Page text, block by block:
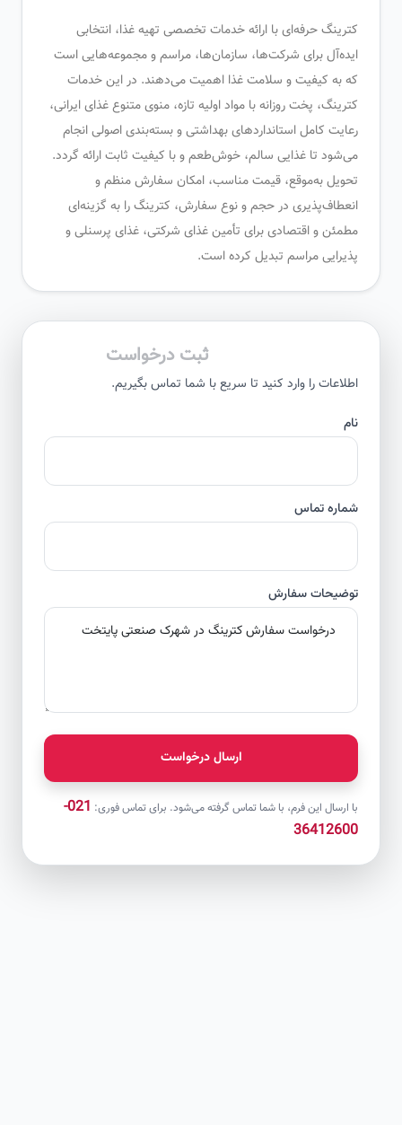
کترینگ حرفه‌ای با ارائه خدمات تخصصی تهیه غذا، انتخابی
ایده‌آل برای شرکت‌ها، سازمان‌ها، مراسم و مجموعه‌هایی است
که به کیفیت و سلامت غذا اهمیت می‌دهند. در این خدمات
کترینگ، پخت روزانه با مواد اولیه تازه، منوی متنوع غذای ایرانی،
رعایت کامل استانداردهای بهداشتی و بسته‌بندی اصولی انجام
می‌شود تا غذایی سالم، خوش‌طعم و با کیفیت ثابت ارائه گردد.
تحویل به‌موقع، قیمت مناسب، امکان سفارش منظم و
انعطاف‌پذیری در حجم و نوع سفارش، کترینگ را به گزینه‌ای
مطمئن و اقتصادی برای تأمین غذای شرکتی، غذای پرسنلی و
پذیرایی مراسم تبدیل کرده است.
ثبت درخواست
اطلاعات را وارد کنید تا سریع با شما تماس بگیریم.
شماره تماس
توضیحات سفارش
ارسال درخواست
با ارسال این فرم، با شما تماس گرفته می‌شود. برای تماس فوری:
021-
36412600